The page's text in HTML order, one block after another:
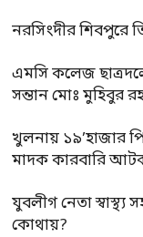
নরসিংদীর শিবপুরে
এমসি কলেজ
সন্তান মোঃ মুহিবুর
খুলনায় ১৯’হাজার
মাদক কারবারি
যুবলীগ নেতা
কোথায়?